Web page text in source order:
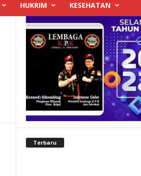
HUKRIM KESEHATAN
Terbaru